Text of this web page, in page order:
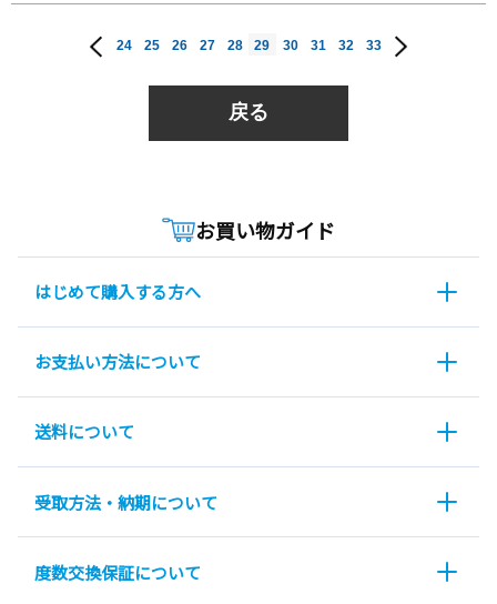
24 25 26 27 28 29 30 31 32 33
戻る
お買い物ガイド
はじめて購入する方へ
お支払い方法について
送料について
受取方法・納期について
度数交換保証について